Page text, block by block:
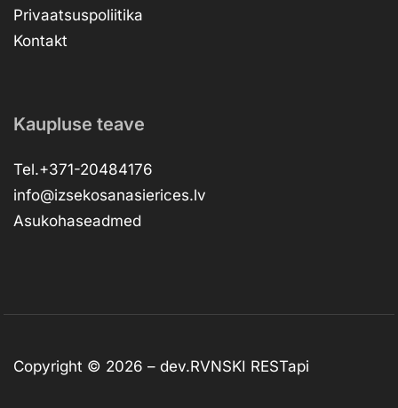
Privaatsuspoliitika
Kontakt
Kaupluse teave
Tel.+371-20484176
info@izsekosanasierices.lv
Asukohaseadmed
Copyright © 2026 – dev.RVNSKI RESTapi